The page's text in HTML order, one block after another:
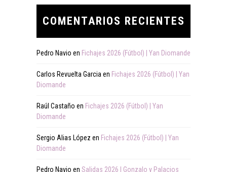
COMENTARIOS RECIENTES
Pedro Navio en Fichajes 2026 (Fútbol) | Yan Diomande
Carlos Revuelta Garcia en Fichajes 2026 (Fútbol) | Yan
Diomande
Raúl Castaño en Fichajes 2026 (Fútbol) | Yan
Diomande
Sergio Alias López en Fichajes 2026 (Fútbol) | Yan
Diomande
Pedro Navio en Salidas 2026 | Gonzalo y Palacios